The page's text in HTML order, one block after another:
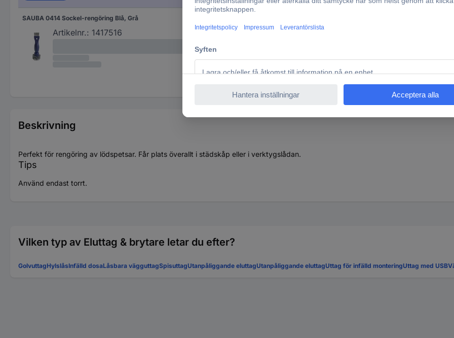
SAUBA 0414 Sockel-rengöring Blå, Grå
Artikelnr.: 1417516
Beskrivning
Perfekt för rengöring av lödspetsar. Får plats överallt i städskåp eller i verktygslådan.
Tips
Använd endast torrt.
Vilken typ av Eluttag & brytare letar du efter?
GolvuttagHylslåsInfälld dosaLåsbara vägguttagSpisuttagUtanpåliggande eluttagUtanpåliggande eluttagUttag för infälld monteringUttag med USB